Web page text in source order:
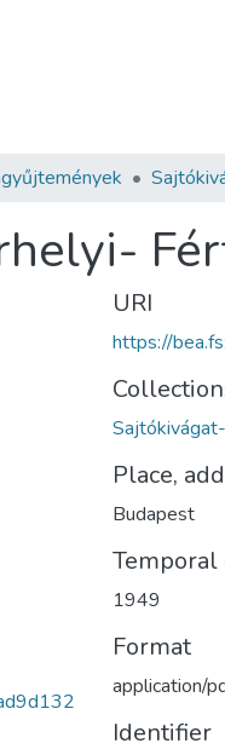
URI
https://
Place,
Budapest
Temporal
1949
Format
application/
Identifier